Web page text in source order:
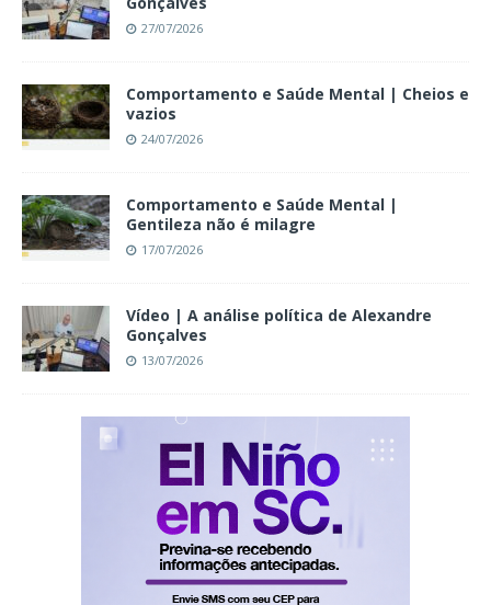
27/07/2026
Comportamento e Saúde Mental | Cheios e
vazios
24/07/2026
Comportamento e Saúde Mental |
Gentileza não é milagre
17/07/2026
Vídeo | A análise política de Alexandre
Gonçalves
13/07/2026